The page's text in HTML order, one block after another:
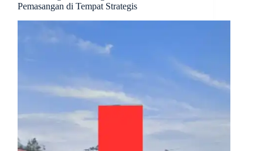
Pemasangan di Tempat Strategis